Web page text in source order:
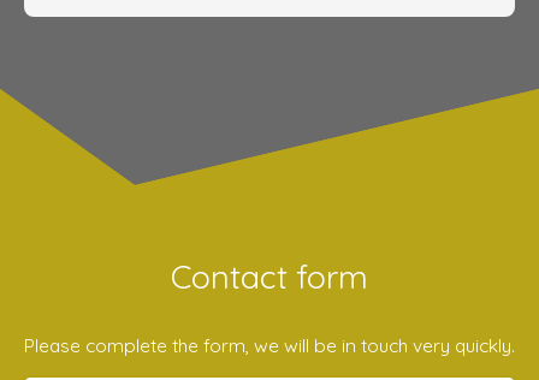
Contact form
Please complete the form, we will be in touch very quickly.